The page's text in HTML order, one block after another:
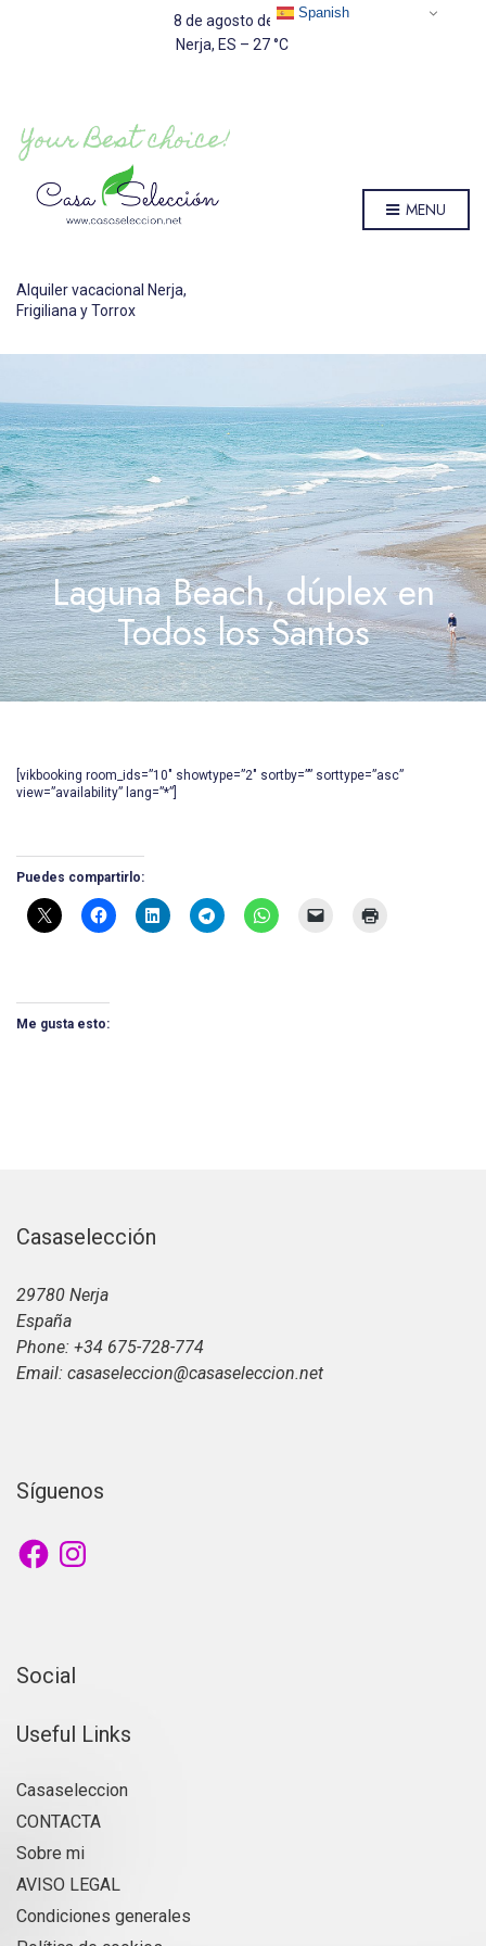
8 de agosto de 2026
Nerja, ES – 27 C
Alquiler vacacional Nerja,
Frigiliana y Torrox
MENU
Laguna Beach, dúplex en
Todos los Santos
[vikbooking room_ids=”10″ showtype=”2″ sortby=”” sorttype=”asc”
view=”availability” lang=”*”]
Puedes compartirlo:
Me gusta esto:
Casaselección
29780 Nerja
España
Phone: +34 675-728-774
Email: casaseleccion@casaseleccion.net
Síguenos
FacebookInstagram
Social
Useful Links
Casaseleccion
CONTACTA
Sobre mi
AVISO LEGAL
Condiciones generales
Spanish